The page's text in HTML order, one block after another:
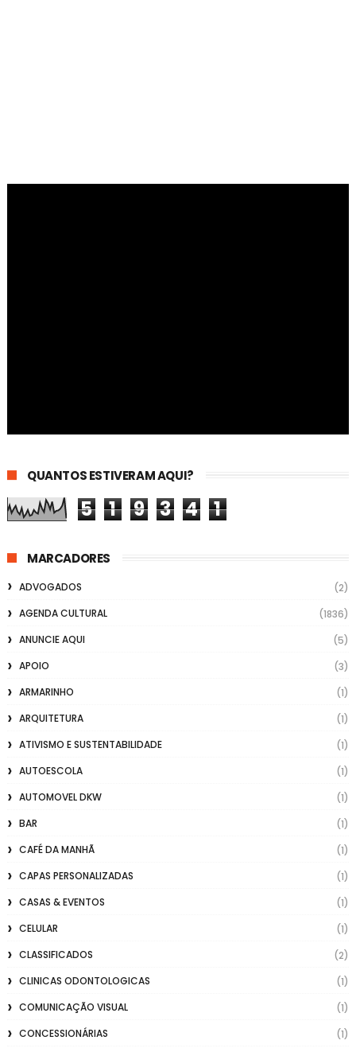
QUANTOS ESTIVERAM AQUI?
5 1 9 3 4 1
MARCADORES
ADVOGADOS
(2)
AGENDA CULTURAL
(1836)
ANUNCIE AQUI
(5)
APOIO
(3)
ARMARINHO
(1)
ARQUITETURA
(1)
ATIVISMO E SUSTENTABILIDADE
(1)
AUTOESCOLA
(1)
AUTOMOVEL DKW
(1)
BAR
(1)
CAFÉ DA MANHÃ
(1)
CAPAS PERSONALIZADAS
(1)
CASAS & EVENTOS
(1)
CELULAR
(1)
CLASSIFICADOS
(2)
CLINICAS ODONTOLOGICAS
(1)
COMUNICAÇÃO VISUAL
(1)
CONCESSIONÁRIAS
(1)